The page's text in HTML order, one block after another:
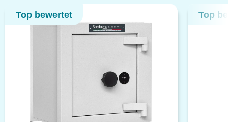
Top bewertet Top